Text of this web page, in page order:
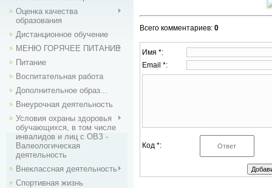
Оценка качества
образования
Дистанционное обучение
МЕНЮ ГОРЯЧЕЕ ПИТАНИЕ
Питание
Воспитательная работа
Дополнительное образ...
Внеурочная деятельность
Условия охраны здоровья
обучающихся, в том числе
инвалидов и лиц с ОВЗ -
Валеологическая
деятельность
Внекласcная деятельность
Спортивная жизнь
Всего комментариев: 0
Имя *:
Email *:
Код *: